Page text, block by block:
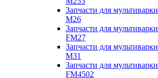
Запчасти для
M26
Запчасти для
FM27
Запчасти для
M31
Запчасти для
FM4502